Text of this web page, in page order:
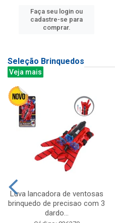
Faça seu login ou
cadastre-se para
comprar.
Seleção Brinquedos
Veja mais
Luva lancadora de ventosas
brinquedo de precisao com 3
dardo...